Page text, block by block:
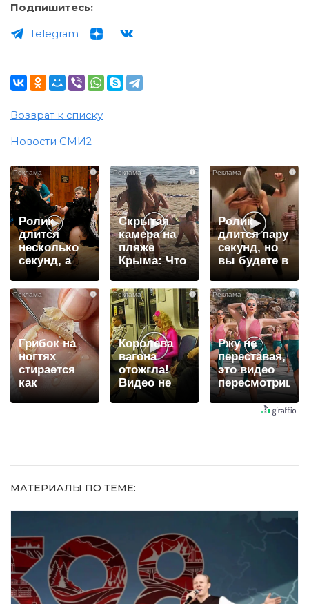
Подпишитесь:
Telegram
Возврат к списку
Новости СМИ2
i
Ролик
длится
несколько
секунд, а
смеяться
вы будете
долго
i
Скрытая
камера на
пляже
Крыма: Что
люди
вытворяют,
когда их не
видят...
i
Ролик
длится пару
секунд, но
вы будете в
шоке от
увиденного
i
Грибок на
ногтях
стирается
как
ластиком!
i
Королева
вагона
отожгла!
Видео не
оставит
i
Ржу не
переставая,
это видео
пересмотришь
не раз
МАТЕРИАЛЫ ПО ТЕМЕ: